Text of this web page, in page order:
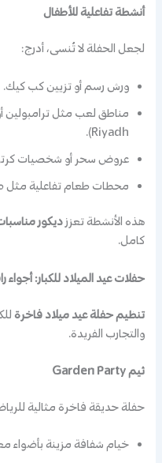
أنشطة تفاعلية للأطفال
لجعل الحفلة لا تُنسى، أدرج:
ورش رسم أو تزيين كب كيك.
Riyadh).
عروض سحر أو شخصيات
محطات طعام تفاعلية مثل
هذه الأنشطة تعززديكور
كامل.
حفلات عيد الميلاد للكبار: أجواء
تنظيم حفلة عيد ميلاد فاخرة
والتجارب الفريدة.
ثيم Garden Party
حفلة حديقة فاخرة مثالية
خيام شفافة مزينة بأضواء